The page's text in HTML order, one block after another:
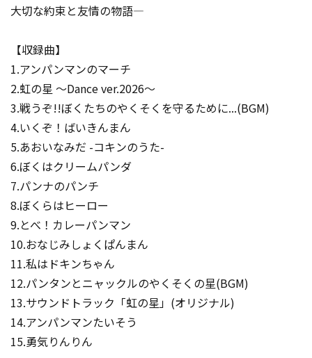
大切な約束と友情の物語―
【収録曲】
1.アンパンマンのマーチ
2.虹の星 ～Dance ver.2026～
3.戦うぞ!!ぼくたちのやくそくを守るために...(BGM)
4.いくぞ！ばいきんまん
5.あおいなみだ -コキンのうた-
6.ぼくはクリームパンダ
7.パンナのパンチ
8.ぼくらはヒーロー
9.とべ！カレーパンマン
10.おなじみしょくぱんまん
11.私はドキンちゃん
12.パンタンとニャックルのやくそくの星(BGM)
13.サウンドトラック「虹の星」(オリジナル)
14.アンパンマンたいそう
15.勇気りんりん